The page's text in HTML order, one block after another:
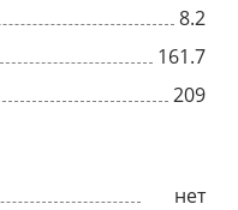
8.2
161.7
209
нет